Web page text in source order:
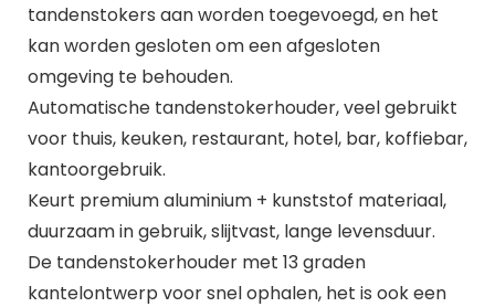
tandenstokers aan worden toegevoegd, en het
kan worden gesloten om een ​​afgesloten
omgeving te behouden.
Automatische tandenstokerhouder, veel gebruikt
voor thuis, keuken, restaurant, hotel, bar, koffiebar,
kantoorgebruik.
Keurt premium aluminium + kunststof materiaal,
duurzaam in gebruik, slijtvast, lange levensduur.
De tandenstokerhouder met 13 graden
kantelontwerp voor snel ophalen, het is ook een